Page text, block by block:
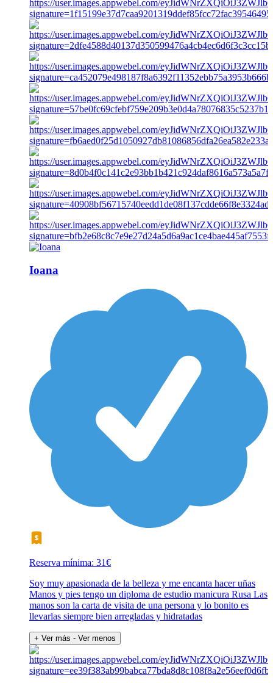
Ioana
Reserva mínima: 31€
Soy muy apasionada de la belleza y me encanta hacer uñas
Manos y pies tengo un diploma de estudio manicura Rusa Las
manos son la carta de visita de una persona y lo bonito es
llevarlas siempre bien arregladas y hidratadas
+ Ver más - Ver menos